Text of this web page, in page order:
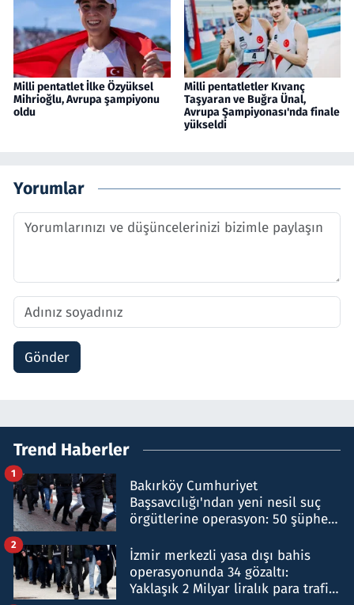
Milli pentatlet İlke Özyüksel
Mihrioğlu, Avrupa şampiyonu
oldu
Milli pentatletler Kıvanç
Taşyaran ve Buğra Ünal,
Avrupa Şampiyonası'nda finale
yükseldi
Yorumlar
Gönder
Trend Haberler
Bakırköy Cumhuriyet
Başsavcılığı'ndan yeni nesil suç
örgütlerine operasyon: 50 şüpheli
1
İzmir merkezli yasa dışı bahis
operasyonunda 34 gözaltı:
Yaklaşık 2 Milyar liralık para trafiği
2